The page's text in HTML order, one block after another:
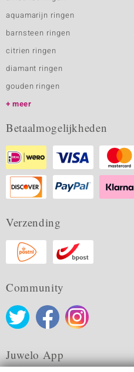
aquamarijn ringen
barnsteen ringen
citrien ringen
diamant ringen
gouden ringen
meer
Betaalmogelijkheden
Verzending
Community
Juwelo App